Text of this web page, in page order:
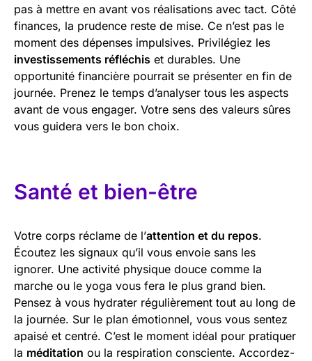
pas à mettre en avant vos réalisations avec tact. Côté
finances, la prudence reste de mise. Ce n’est pas le
moment des dépenses impulsives. Privilégiez les
investissements réfléchis et durables. Une
opportunité financière pourrait se présenter en fin de
journée. Prenez le temps d’analyser tous les aspects
avant de vous engager. Votre sens des valeurs sûres
vous guidera vers le bon choix.
Santé et bien-être
Votre corps réclame de l’attention et du repos.
Écoutez les signaux qu’il vous envoie sans les
ignorer. Une activité physique douce comme la
marche ou le yoga vous fera le plus grand bien.
Pensez à vous hydrater régulièrement tout au long de
la journée. Sur le plan émotionnel, vous vous sentez
apaisé et centré. C’est le moment idéal pour pratiquer
la méditation ou la respiration consciente. Accordez-